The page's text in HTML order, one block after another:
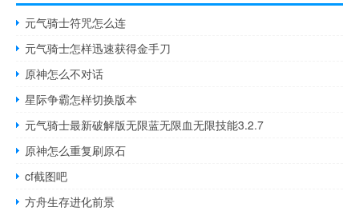
元气骑士符咒怎么连
元气骑士怎样迅速获得金手刀
原神怎么不对话
星际争霸怎样切换版本
元气骑士最新破解版无限蓝无限血无限技能3.2.7
原神怎么重复刷原石
cf截图吧
方舟生存进化前景